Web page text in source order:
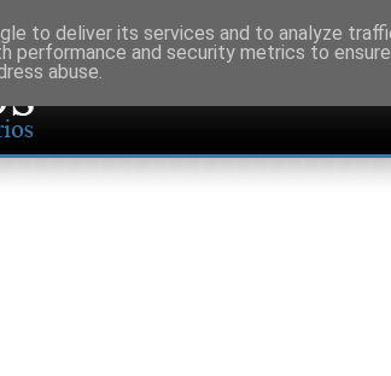
to deliver its services and to analyze
performance and security metrics to
abuse.